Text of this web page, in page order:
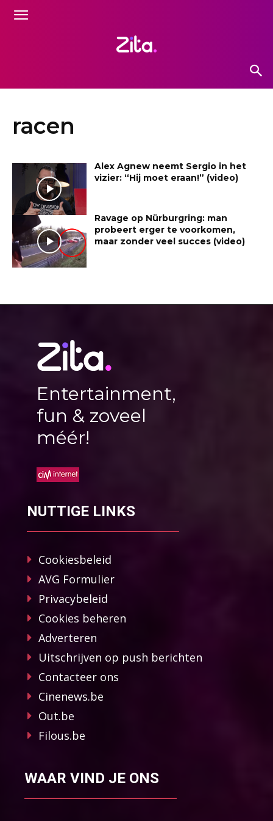
racen
Alex Agnew neemt Sergio in het
vizier: “Hij moet eraan!” (video)
Ravage op Nürburgring: man
probeert erger te voorkomen,
maar zonder veel succes (video)
Entertainment,
fun & zoveel
méér!
NUTTIGE LINKS
Cookiesbeleid
AVG Formulier
Privacybeleid
Cookies beheren
Adverteren
Uitschrijven op push berichten
Contacteer ons
Cinenews.be
Out.be
Filous.be
WAAR VIND JE ONS